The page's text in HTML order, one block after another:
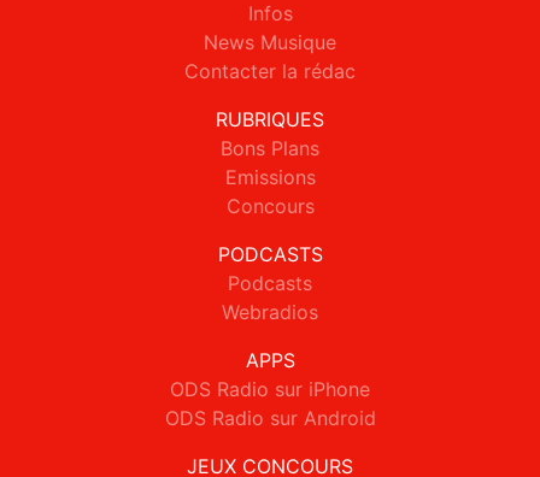
Infos
News Musique
Contacter la rédac
RUBRIQUES
Bons Plans
Emissions
Concours
PODCASTS
Podcasts
Webradios
APPS
ODS Radio sur iPhone
ODS Radio sur Android
JEUX CONCOURS